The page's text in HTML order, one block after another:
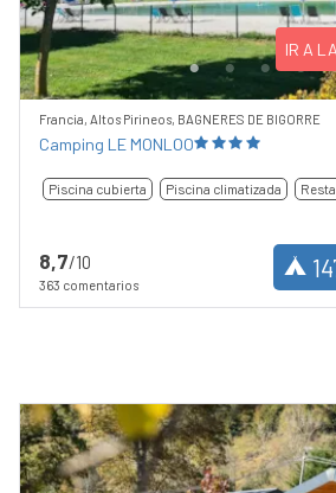
IR A
Francia, Altos Pirineos, BAGNERES DE BIGORRE
Camping LE MONLOO
Piscina cubierta Piscina climatizada
8,7/10
363 comentarios